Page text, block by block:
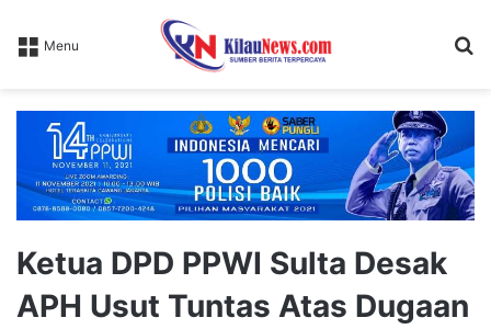
Menu
Ketua DPD PPWI Sulta Desak
APH Usut Tuntas Atas Dugaan